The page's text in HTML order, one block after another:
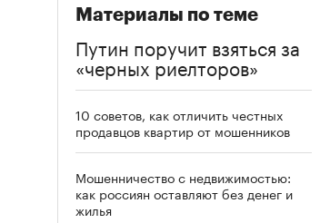
Материалы по теме
Путин поручит взяться за
«черных риелторов»
10 советов, как отличить честных
продавцов квартир от мошенников
Мошенничество с недвижимостью:
как россиян оставляют без денег и
жилья